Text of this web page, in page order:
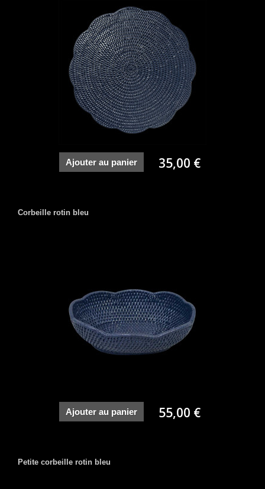
Ajouter au panier 35,00 €
Corbeille rotin bleu
Ajouter au panier 55,00 €
Petite corbeille rotin bleu